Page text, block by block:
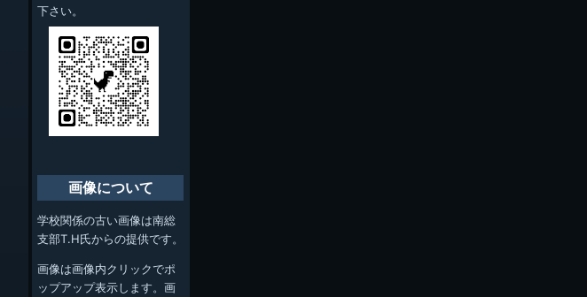
下さい。
画像について
学校関係の古い画像は南総
支部T.H氏からの提供です。
画像は画像内クリックでポ
ップアップ表示します。画